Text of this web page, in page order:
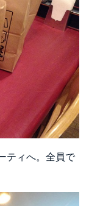
ティへ。全員で